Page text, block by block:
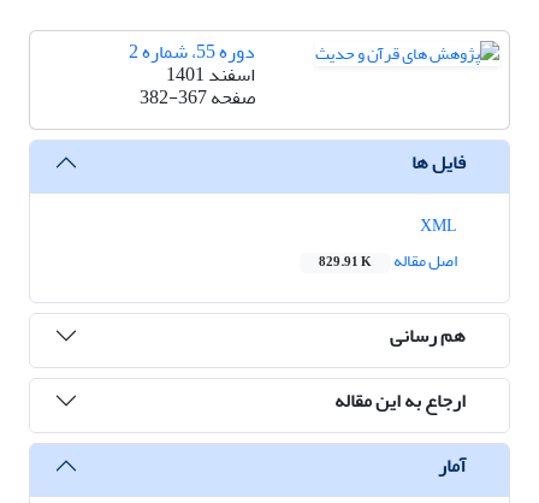
دوره 55، شماره 2
اسفند 1401
صفحه382-367
فایل ها
اصل مقاله
829.91 K
هم رسانی
ارجاع به این مقاله
آمار